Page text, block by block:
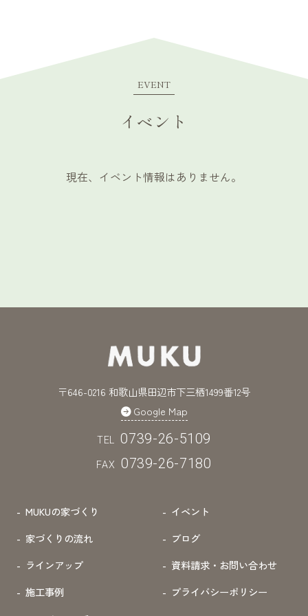
EVENT
イベント
現在、イベント情報はありません。
〒646-0216 和歌山県田辺市下三栖1499番12号
Google Map
TEL 0739-26-5109
FAX 0739-26-7180
MUKUの家づくり
家づくりの流れ
ラインアップ
施工事例
イベント
ブログ
資料請求・お問い合わせ
プライバシーポリシー